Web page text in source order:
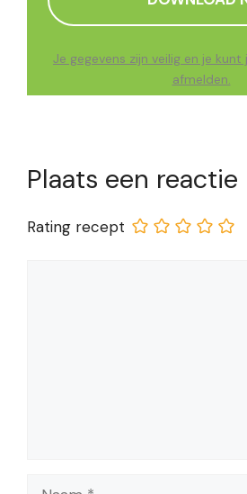
Je gegevens zijn veilig en je
afmelden.
Plaats een reactie
Rating recept